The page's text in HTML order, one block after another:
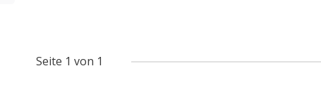
Seite 1 von 1